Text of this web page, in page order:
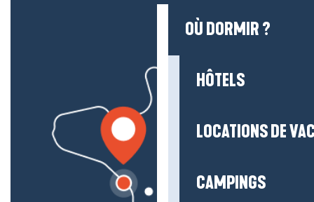
OÙ DORMIR ?
HÔTELS
LOCATIONS DE
CAMPINGS